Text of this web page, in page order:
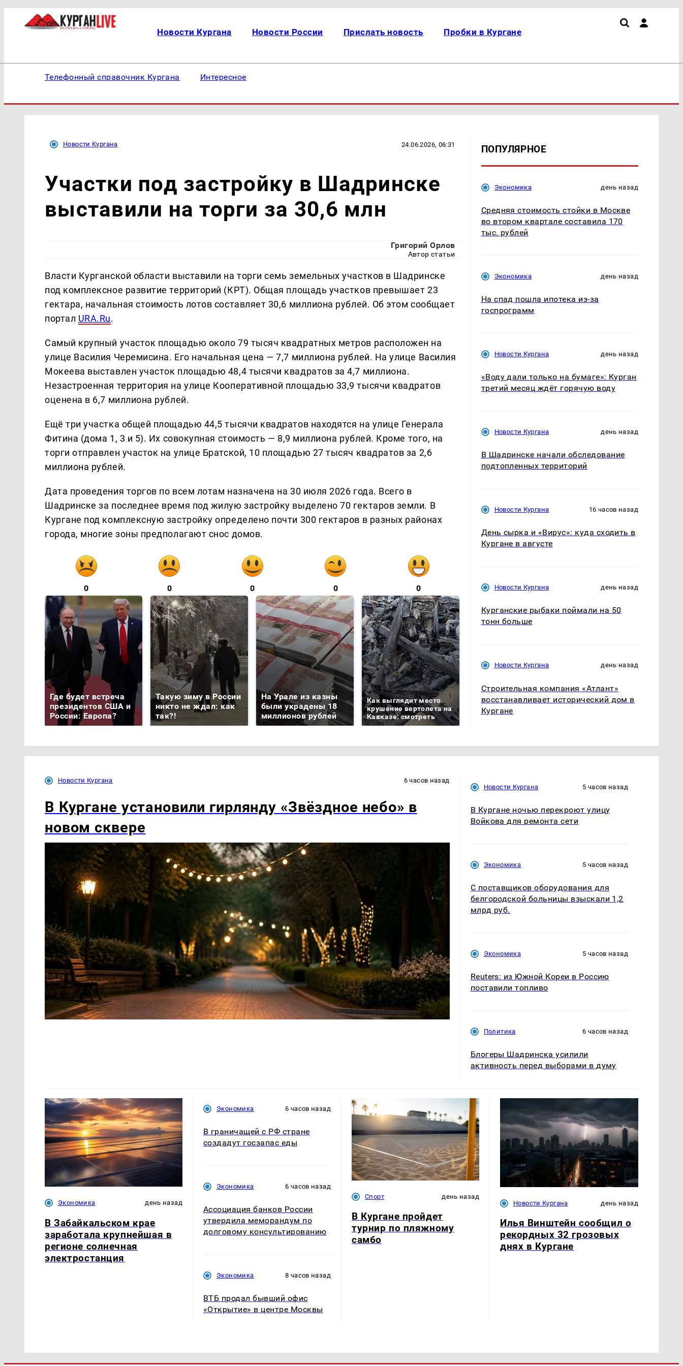
Новости Кургана Новости России Прислать новость Пробки в Кургане
Телефонный справочник Кургана Интересное
Новости Кургана 24.06.2026, 06:31
Участки под застройку в Шадринске
выставили на торги за 30,6 млн
Григорий Орлов
Автор статьи
Власти Курганской области выставили на торги семь земельных участков в Шадринске
под комплексное развитие территорий (КРТ). Общая площадь участков превышает 23
гектара, начальная стоимость лотов составляет 30,6 миллиона рублей. Об этом сообщает
портал URA.Ru.
Самый крупный участок площадью около 79 тысяч квадратных метров расположен на
улице Василия Черемисина. Его начальная цена — 7,7 миллиона рублей. На улице Василия
Мокеева выставлен участок площадью 48,4 тысячи квадратов за 4,7 миллиона.
Незастроенная территория на улице Кооперативной площадью 33,9 тысячи квадратов
оценена в 6,7 миллиона рублей.
Ещё три участка общей площадью 44,5 тысячи квадратов находятся на улице Генерала
Фитина (дома 1, 3 и 5). Их совокупная стоимость — 8,9 миллиона рублей. Кроме того, на
торги отправлен участок на улице Братской, 10 площадью 27 тысяч квадратов за 2,6
миллиона рублей.
Дата проведения торгов по всем лотам назначена на 30 июля 2026 года. Всего в
Шадринске за последнее время под жилую застройку выделено 70 гектаров земли. В
Кургане под комплексную застройку определено почти 300 гектаров в разных районах
города, многие зоны предполагают снос домов.
0 0 0 0 0
Где будет встреча
президентов США и
России: Европа?
Такую зиму в России
никто не ждал: как
так?!
На Урале из казны
были украдены 18
миллионов рублей
Как выглядит место
крушение вертолета на
Кавказе: смотреть
Не ешьте эту
готовую еду из
магазина: список
В ОАЭ произошло
жестокое убийство
ПОПУЛЯРНОЕ
Экономика день назад
Средняя стоимость стойки в Москве
во втором квартале составила 170
тыс. рублей
Экономика день назад
На спад пошла ипотека из-за
госпрограмм
Новости Кургана день назад
«Воду дали только на бумаге»: Курган
третий месяц ждёт горячую воду
Новости Кургана день назад
В Шадринске начали обследование
подтопленных территорий
Новости Кургана 16 часов назад
День сырка и «Вирус»: куда сходить в
Кургане в августе
Новости Кургана день назад
Курганские рыбаки поймали на 50
тонн больше
Новости Кургана день назад
Строительная компания «Атлант»
восстанавливает исторический дом в
Кургане
Новости Кургана 6 часов назад
В Кургане установили гирлянду «Звёздное небо» в
новом сквере
Новости Кургана 5 часов назад
В Кургане ночью перекроют улицу
Войкова для ремонта сети
Экономика 5 часов назад
С поставщиков оборудования для
белгородской больницы взыскали 1,2
млрд руб.
Экономика 5 часов назад
Reuters: из Южной Кореи в Россию
поставили топливо
Политика 6 часов назад
Блогеры Шадринска усилили
активность перед выборами в думу
Экономика день назад
В Забайкальском крае
заработала крупнейшая в
регионе солнечная
электростанция
Экономика 6 часов назад
В граничащей с РФ стране
создадут госзапас еды
Экономика 6 часов назад
Ассоциация банков России
утвердила меморандум по
долговому консультированию
Экономика 8 часов назад
ВТБ продал бывший офис
«Открытие» в центре Москвы
Спорт день назад
В Кургане пройдет
турнир по пляжному
самбо
Новости Кургана день назад
Илья Винштейн сообщил о
рекордных 32 грозовых
днях в Кургане